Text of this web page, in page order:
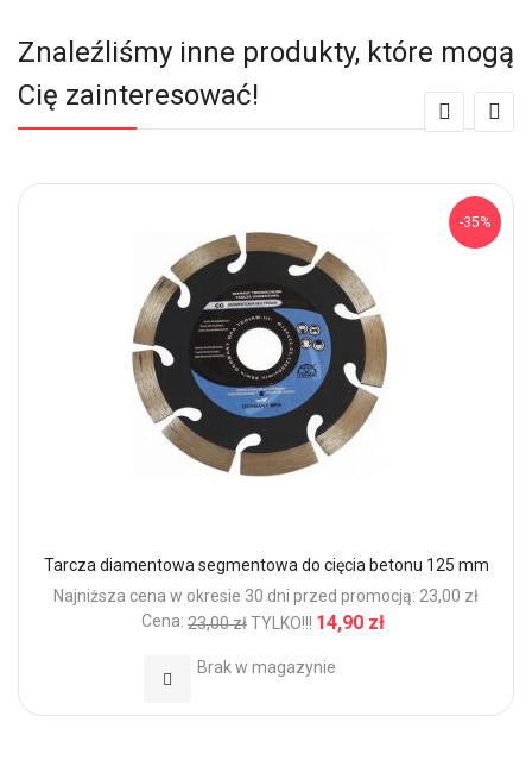
Znaleźliśmy inne produkty, które mogą
Cię zainteresować!
-35%
Tarcza diamentowa segmentowa do cięcia betonu 125 mm
Najniższa cena w okresie 30 dni przed promocją: 23,00 zł
Cena: 23,00 złTYLKO!!! 14,90 zł
Brak w magazynie
Dodaj do Ulubionych